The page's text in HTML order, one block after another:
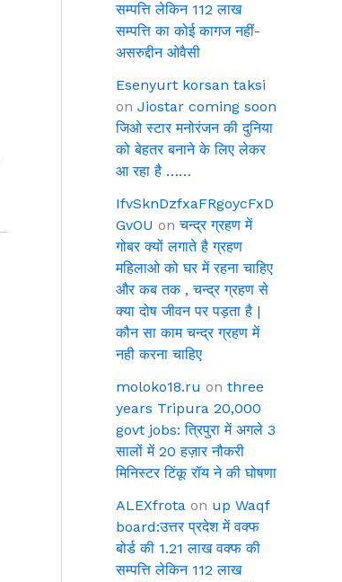
सम्पत्ति लेकिन 112 लाख
सम्पत्ति का कोई कागज नहीं-
असरुद्दीन ओवैसी
Esenyurt korsan taksi
on Jiostar coming soon
जिओ स्टार मनोरंजन की दुनिया
को बेहतर बनाने के लिए लेकर
आ रहा है ……
IfvSknDzfxaFRgoycFxD
GvOU onचन्द्र ग्रहण में
गोबर क्यों लगाते है ग्रहण
महिलाओ को घर में रहना चाहिए
और कब तक , चन्द्र ग्रहण से
क्या दोष जीवन पर पड़ता है |
कौन सा काम चन्द्र ग्रहण में
नही करना चाहिए
moloko18.ru on three
years Tripura 20,000
govt jobs: त्रिपुरा में अगले 3
सालों में 20 हज़ार नौकरी
मिनिस्टर टिंकू रॉय ने की घोषणा
ALEXfrota on up Waqf
board:उत्तर प्रदेश में वक्फ
बोर्ड की 1.21 लाख वक्फ की
सम्पत्ति लेकिन 112 लाख